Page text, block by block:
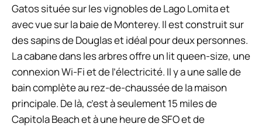
Gatos située sur les vignobles de Lago Lomita et
avec vue sur la baie de Monterey. Il est construit sur
des sapins de Douglas et idéal pour deux personnes.
La cabane dans les arbres offre un lit queen-size, une
connexion Wi-Fi et de l’électricité. Il y a une salle de
bain complète au rez-de-chaussée de la maison
principale. De là, c’est à seulement 15 miles de
Capitola Beach et à une heure de SFO et de